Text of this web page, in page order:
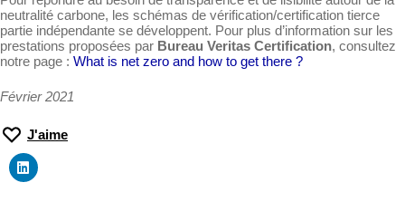
neutralité carbone, les schémas de vérification/certification tierce
partie indépendante se développent. Pour plus d’information sur les
prestations proposées par Bureau Veritas Certification, consultez
notre page : What is net zero and how to get there ?
Février 2021
J'aime